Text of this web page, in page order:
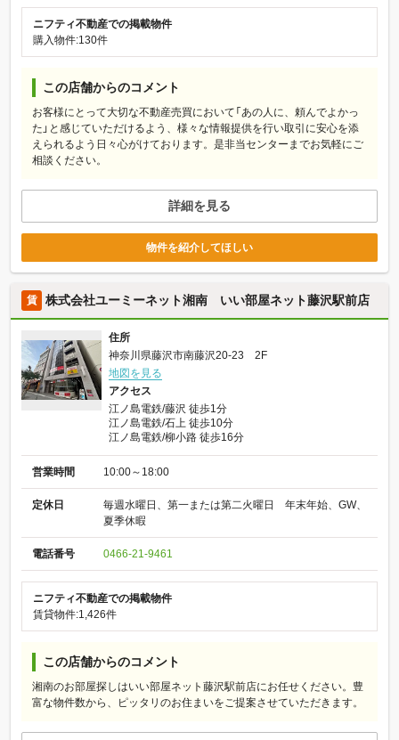
ニフティ不動産での掲載物件
購入物件:130件
この店舗からのコメント
お客様にとって大切な不動産売買において「あの人に、頼んでよかっ
た」と感じていただけるよう、様々な情報提供を行い取引に安心を添
えられるよう日々心がけております。是非当センターまでお気軽にご
相談ください。
詳細を見る
物件を紹介してほしい
賃 株式会社ユーミーネット湘南 いい部屋ネット藤沢駅前店
住所
神奈川県藤沢市南藤沢20-23 2F
地図を見る
アクセス
江ノ島電鉄/藤沢 徒歩1分
江ノ島電鉄/石上 徒歩10分
江ノ島電鉄/柳小路 徒歩16分
営業時間 10:00～18:00
定休日
毎週水曜日、第一または第二火曜日 年末年始、GW、
夏季休暇
電話番号 0466-21-9461
ニフティ不動産での掲載物件
賃貸物件:1,426件
この店舗からのコメント
湘南のお部屋探しはいい部屋ネット藤沢駅前店にお任せください。豊
富な物件数から、ピッタリのお住まいをご提案させていただきます。